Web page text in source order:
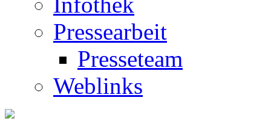
Pressearbeit
Presseteam
Weblinks